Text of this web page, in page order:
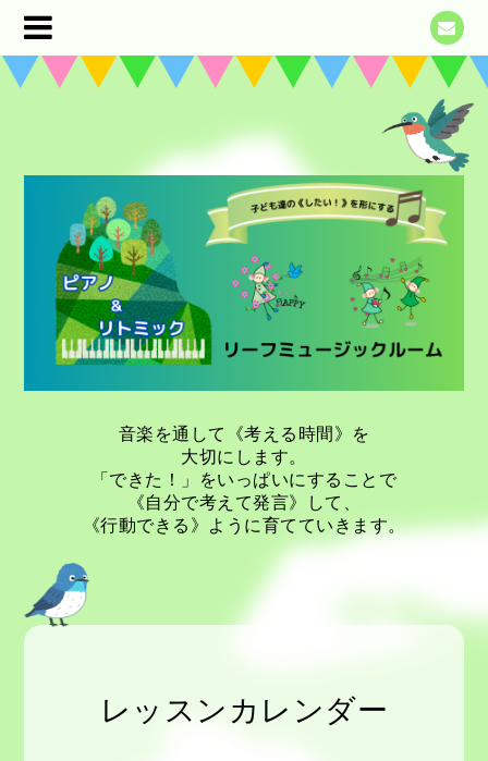
音楽を通して《考える時間》を
大切にします。
「できた！」をいっぱいにすることで
《自分で考えて発言》して、
《行動できる》ように育てていきます。
レッスンカレンダー